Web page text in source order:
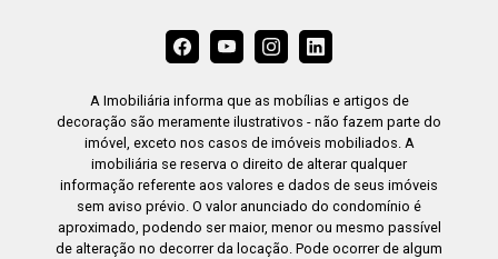
A Imobiliária informa que as mobílias e artigos de
decoração são meramente ilustrativos - não fazem parte do
imóvel, exceto nos casos de imóveis mobiliados. A
imobiliária se reserva o direito de alterar qualquer
informação referente aos valores e dados de seus imóveis
sem aviso prévio. O valor anunciado do condomínio é
aproximado, podendo ser maior, menor ou mesmo passível
de alteração no decorrer da locação. Pode ocorrer de algum